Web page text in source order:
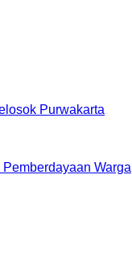
Purwakarta
Warga